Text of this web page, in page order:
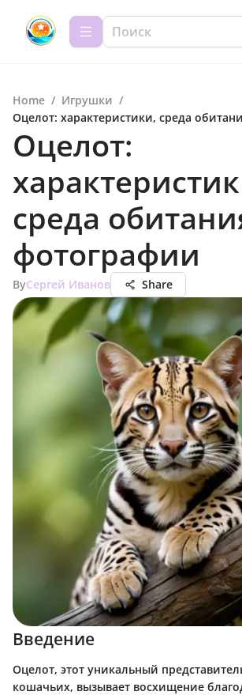
Home / Игрушки /
Оцелот: характеристики, среда
Оцелот:
среда
фотографии
ByСергей Иванов Share
Введение
Оцелот, этот уникальный
кошачьих, вызывает восхищение